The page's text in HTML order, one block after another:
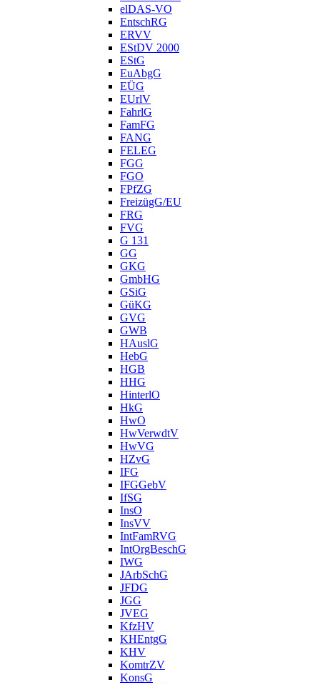
elDAS-VO
EntschRG
ERVV
EStDV 2000
EStG
EuAbgG
EÜG
EUrlV
FahrlG
FamFG
FANG
FELEG
FGG
FGO
FPfZG
FreizügG/EU
FRG
FVG
G 131
GG
GKG
GmbHG
GSiG
GüKG
GVG
GWB
HAuslG
HebG
HGB
HHG
HinterlO
HkG
HwO
HwVerwdtV
HwVG
HZvG
IFG
IFGGebV
IfSG
InsO
InsVV
IntFamRVG
IntOrgBeschG
IWG
JArbSchG
JFDG
JGG
JVEG
KfzHV
KHEntgG
KHV
KomtrZV
KonsG